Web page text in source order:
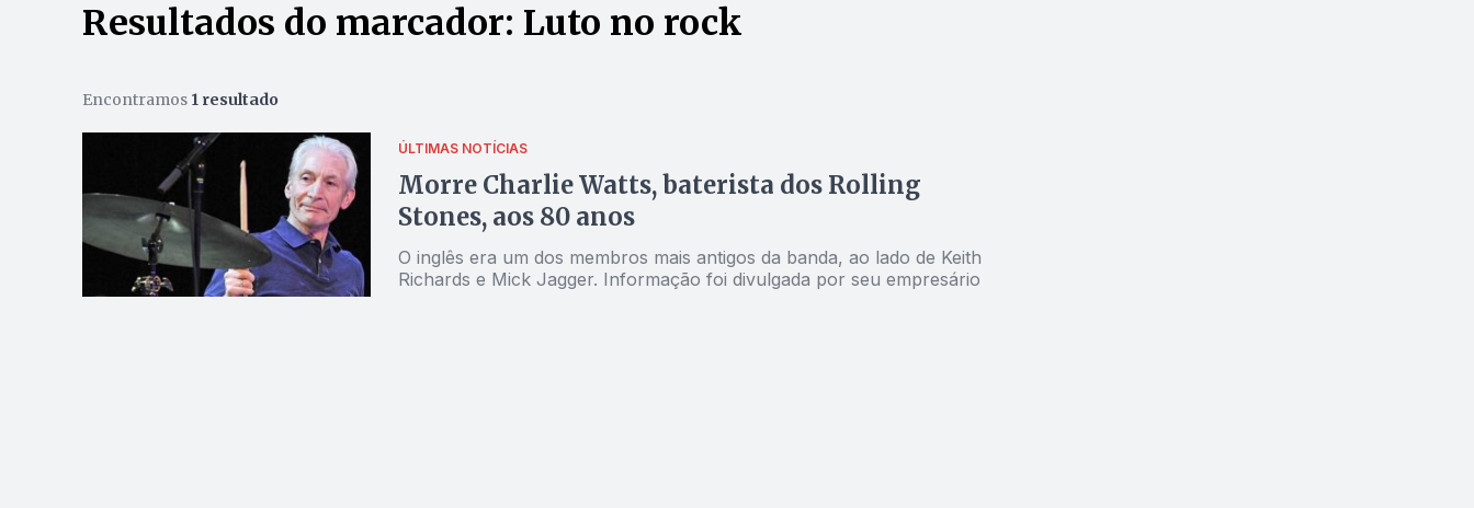
Resultados do marcador: Luto no rock
Encontramos 1 resultado
ÚLTIMAS NOTÍCIAS
Morre Charlie Watts, baterista dos Rolling
Stones, aos 80 anos
O inglês era um dos membros mais antigos da banda, ao lado de Keith
Richards e Mick Jagger. Informação foi divulgada por seu empresário